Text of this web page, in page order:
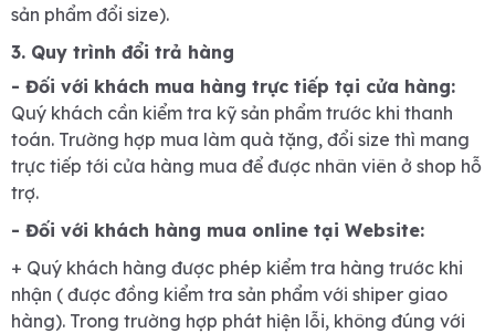
sản phẩm đổi size).
3. Quy trình đổi trả hàng
- Đối với khách mua hàng trực tiếp tại cửa hàng:
Quý khách cần kiểm tra kỹ sản phẩm trước khi thanh
toán. Trường hợp mua làm quà tặng, đổi size thì mang
trực tiếp tới cửa hàng mua để được nhân viên ở shop hỗ
trợ.
- Đối với khách hàng mua online tại Website:
+ Quý khách hàng được phép kiểm tra hàng trước khi
nhận ( được đồng kiểm tra sản phẩm với shiper giao
hàng). Trong trường hợp phát hiện lỗi, không đúng với